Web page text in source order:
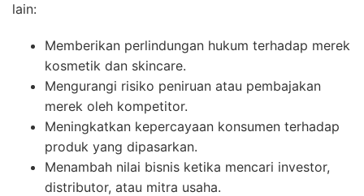
lain:
Memberikan perlindungan hukum terhadap merek
kosmetik dan skincare.
Mengurangi risiko peniruan atau pembajakan
merek oleh kompetitor.
Meningkatkan kepercayaan konsumen terhadap
produk yang dipasarkan.
Menambah nilai bisnis ketika mencari investor,
distributor, atau mitra usaha.